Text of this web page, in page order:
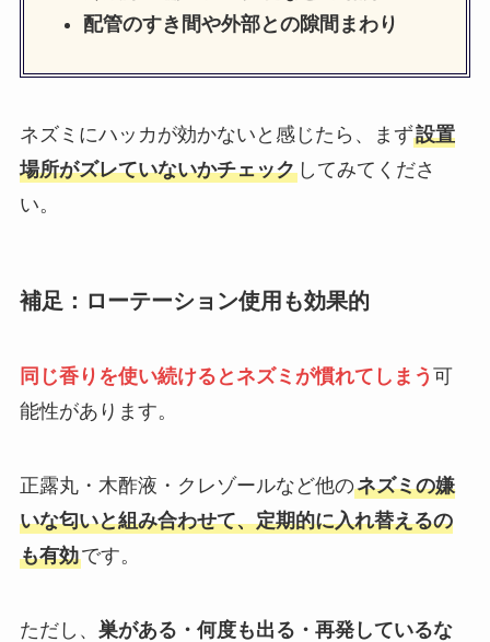
配管のすき間や外部との隙間まわり
ネズミにハッカが効かないと感じたら、まず設置
場所がズレていないかチェックしてみてくださ
い。
補足：ローテーション使用も効果的
同じ香りを使い続けるとネズミが慣れてしまう 可
能性があります。
正露丸・木酢液・クレゾールなど他のネズミの嫌
いな匂いと組み合わせて、定期的に入れ替えるの
も有効です。
ただし、 巣がある・何度も出る・再発しているな